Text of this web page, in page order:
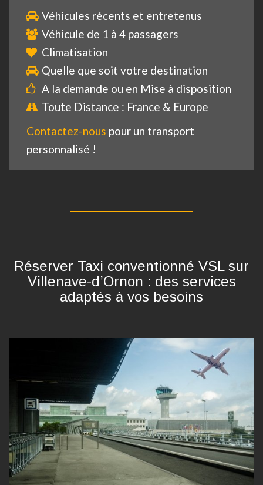
Véhicules récents et entretenus
Véhicule de 1 à 4 passagers
Climatisation
Quelle que soit votre destination
A la demande ou en Mise à disposition
Toute Distance : France & Europe
Contactez-nous pour un transport
personnalisé !
Réserver Taxi conventionné VSL sur
Villenave-d’Ornon : des services
adaptés à vos besoins